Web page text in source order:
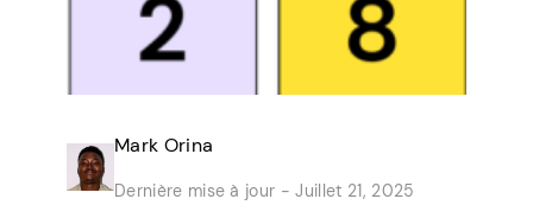
Mark Orina
Dernière mise à jour - Juillet 21, 2025